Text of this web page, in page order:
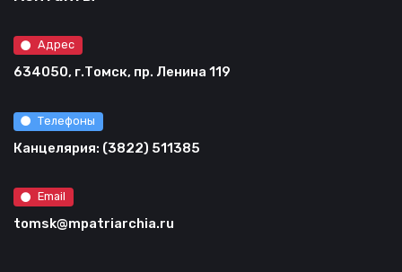
Адрес
634050, г.Томск, пр. Ленина 119
Телефоны
Канцелярия: (3822) 511385
Email
tomsk@mpatriarchia.ru